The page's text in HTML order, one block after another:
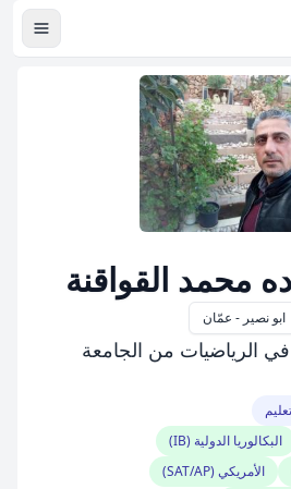
عرض
محمد القواقنة
ابو نصير - عمّان
الرياضيات من الجامعة
البكالوريا الدولية (IB)
الأمريكي (SAT/AP)